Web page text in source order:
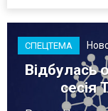
СПЕЦТЕМА
Відбулась
сесія